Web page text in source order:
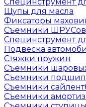
Щупы для масла
Фиксаторы
Съемники ШРУСов
Специнструмент
Подвеска
Стяжки пружин
Съемники
Съемники
Съемники
Съемники